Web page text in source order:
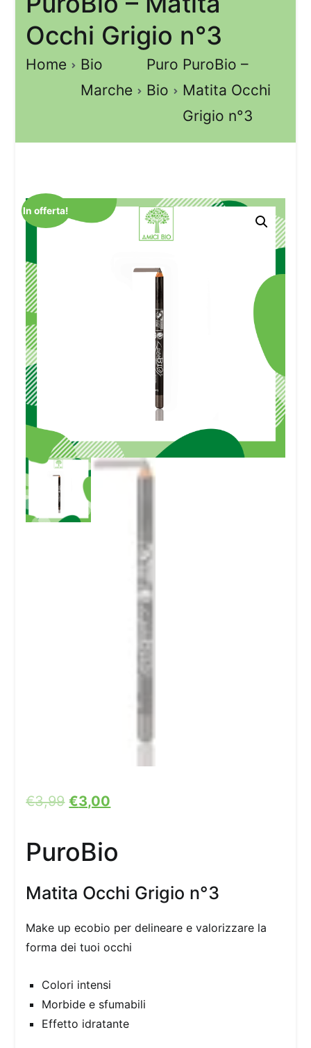
Occhi Grigio n°3
Home
Bio
Marche
Puro
Bio
PuroBio –
Matita Occhi
Grigio n°3
In offerta!
€3,99 €3,00
PuroBio
Matita Occhi Grigio n°3
Make up ecobio per delineare e valorizzare la
forma dei tuoi occhi
Colori intensi
Morbide e sfumabili
Effetto idratante